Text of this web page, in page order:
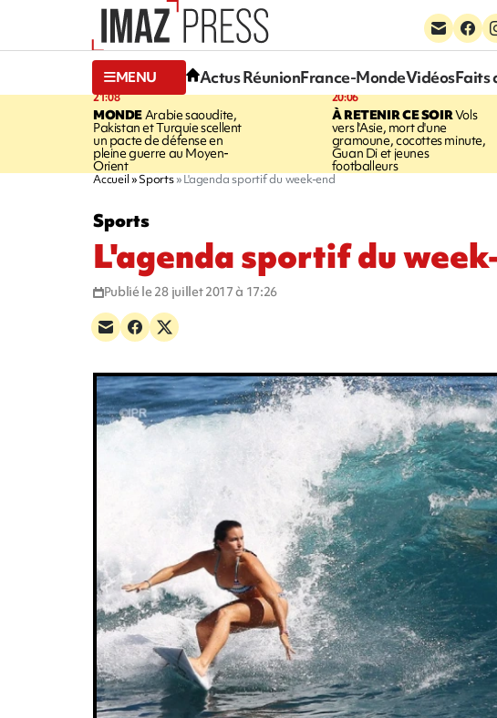
MENU Actus RéunionFrance-MondeVidéosFaits
21:08
MONDE Arabie saoudite,
Pakistan et Turquie scellent
un pacte de défense en
pleine guerre au Moyen-
Orient
20:06
À RETENIR CE SOIRVols
vers l'Asie, mort d'une
gramoune, cocottes minute,
Guan Di et jeunes
footballeurs
Accueil Sports L'agenda sportif du week-end
Sports
L'agenda sportif du
Publié le 28 juillet 2017 à 17:26